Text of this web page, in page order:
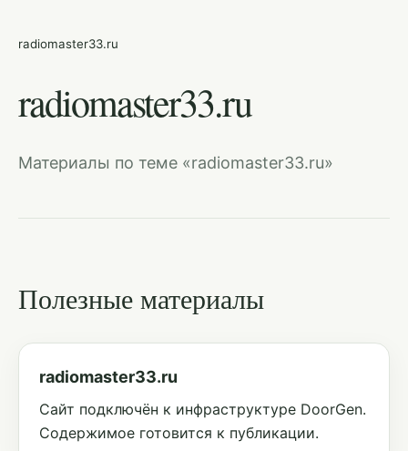
radiomaster33.ru
radiomaster33.ru
Материалы по теме «radiomaster33.ru»
Полезные материалы
radiomaster33.ru
Сайт подключён к инфраструктуре DoorGen.
Содержимое готовится к публикации.